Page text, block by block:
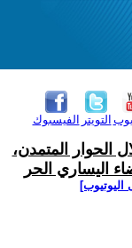
الفيسبوك التويتر
الحوار المتمدن،
اليساري الحر